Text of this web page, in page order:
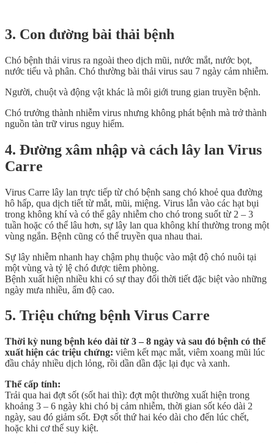
3. Con đường bài thải bệnh
Chó bệnh thải virus ra ngoài theo dịch mũi, nước mắt, nước bọt,
nước tiểu và phân. Chó thường bài thải virus sau 7 ngày cảm nhiễm.
Người, chuột và động vật khác là môi giới trung gian truyền bệnh.
Chó trưởng thành nhiễm virus nhưng không phát bệnh mà trở thành
nguồn tàn trữ virus nguy hiểm.
4. Đường xâm nhập và cách lây lan Virus
Carre
Virus Carre lây lan trực tiếp từ chó bệnh sang chó khoẻ qua đường
hô hấp, qua dịch tiết từ mắt, mũi, miệng. Virus lẫn vào các hạt bụi
trong không khí và có thể gây nhiễm cho chó trong suốt từ 2 – 3
tuần hoặc có thể lâu hơn, sự lây lan qua không khí thường trong một
vùng ngắn. Bệnh cũng có thể truyền qua nhau thai.
Sự lây nhiễm nhanh hay chậm phụ thuộc vào mật độ chó nuôi tại
một vùng và tỷ lệ chó được tiêm phòng.
Bệnh xuất hiện nhiều khi có sự thay đổi thời tiết đặc biệt vào những
ngày mưa nhiều, ẩm độ cao.
5. Triệu chứng bệnh Virus Carre
Thời kỳ nung bệnh kéo dài từ 3 – 8 ngày và sau đó bệnh có thể
xuất hiện các triệu chứng: viêm kết mạc mắt, viêm xoang mũi lúc
đầu chảy nhiều dịch lỏng, rồi dần dần đặc lại đục và xanh.
Thể cấp tính:
Trải qua hai đợt sốt (sốt hai thì): đợt một thường xuất hiện trong
khoảng 3 – 6 ngày khi chó bị cảm nhiễm, thời gian sốt kéo dài 2
ngày, sau đó giảm sốt. Đợt sốt thứ hai kéo dài cho đến lúc chết,
hoặc khi cơ thể suy kiệt.